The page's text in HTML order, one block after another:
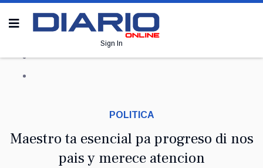
Sign In
POLITICA
Maestro ta esencial pa progreso di nos
pais y merece atencion